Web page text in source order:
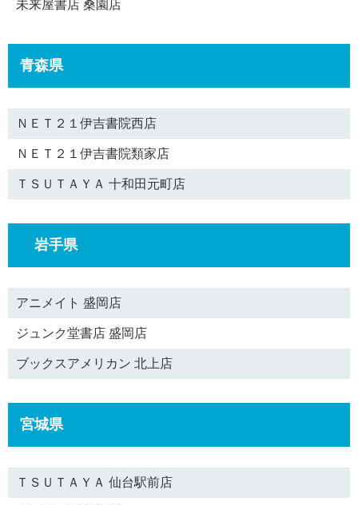
未来屋書店 桑園店
青森県
ＮＥＴ２１伊吉書院西店
ＮＥＴ２１伊吉書院類家店
ＴＳＵＴＡＹＡ 十和田元町店
岩手県
アニメイト 盛岡店
ジュンク堂書店 盛岡店
ブックスアメリカン 北上店
宮城県
ＴＳＵＴＡＹＡ 仙台駅前店